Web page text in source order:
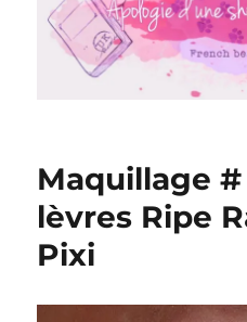
Maquillage #
lèvres Ripe
Pixi